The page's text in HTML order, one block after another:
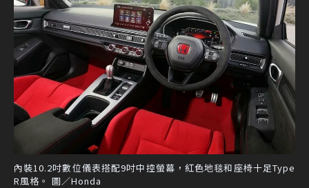
內裝10.2吋數位儀表搭配9吋中控螢幕，紅色地毯和座椅十足Type
R風格。 圖／Honda